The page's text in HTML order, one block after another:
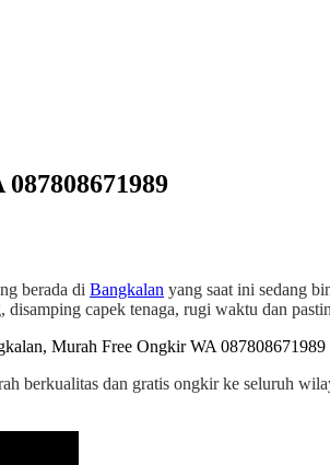
berada di Bangkalan yang saat ini sedang
capek tenaga, rugi waktu dan
berkualitas dan gratis ongkir ke seluruh